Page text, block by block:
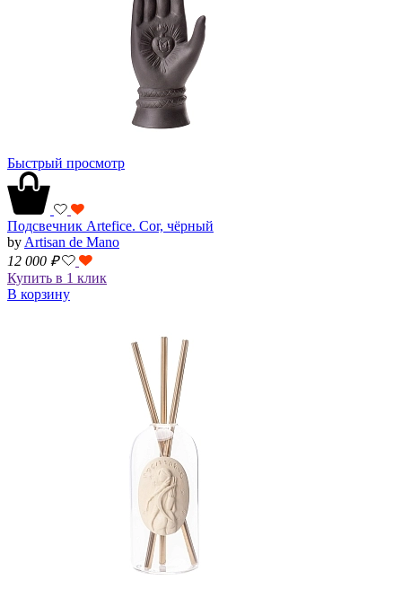
Быстрый просмотр
Подсвечник Artefice. Cor, чёрный
by Artisan de Mano
12 000 ₽
Купить в 1 клик
В корзину